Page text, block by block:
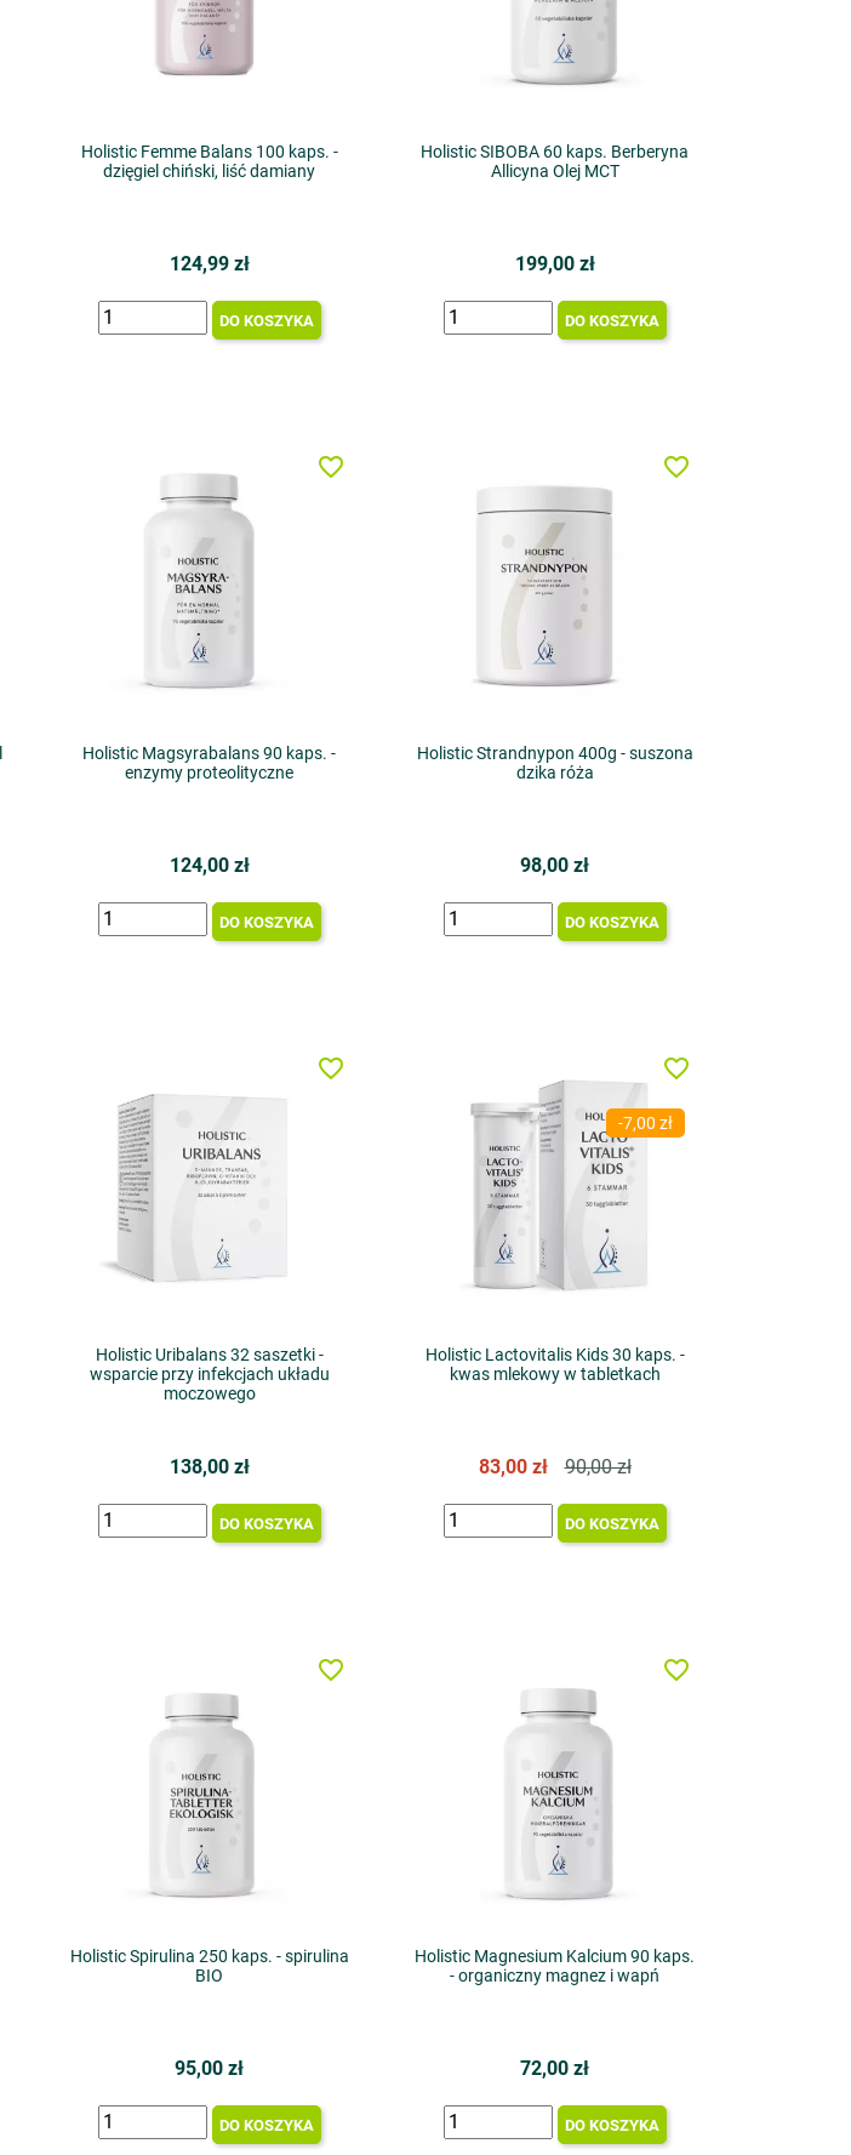
Holistic Femme Balans 100 kaps. -
dzięgiel chiński, liść damiany
124,99 zł
DO KOSZYKA
Holistic SIBOBA 60 kaps. Berberyna
Allicyna Olej MCT
199,00 zł
DO KOSZYKA
Holistic Magsyrabalans 90 kaps. -
enzymy proteolityczne
124,00 zł
DO KOSZYKA
favorite_border
Holistic Strandnypon 400g - suszona
dzika róża
98,00 zł
DO KOSZYKA
favorite_border
Holistic Uribalans 32 saszetki -
wsparcie przy infekcjach układu
moczowego
138,00 zł
DO KOSZYKA
favorite_border
-7,00 zł
Holistic Lactovitalis Kids 30 kaps. -
kwas mlekowy w tabletkach
83,00 zł 90,00 zł
DO KOSZYKA
favorite_border
Holistic Spirulina 250 kaps. - spirulina
BIO
95,00 zł
DO KOSZYKA
favorite_border
Holistic Magnesium Kalcium 90 kaps.
- organiczny magnez i wapń
72,00 zł
DO KOSZYKA
favorite_border